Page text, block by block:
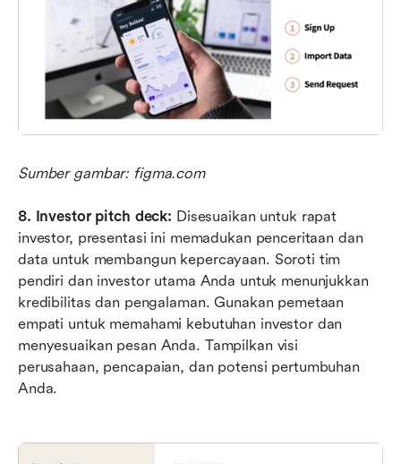
Sumber gambar: figma.com
8. Investor pitch deck: Disesuaikan untuk rapat
investor, presentasi ini memadukan penceritaan dan
data untuk membangun kepercayaan. Soroti tim
pendiri dan investor utama Anda untuk menunjukkan
kredibilitas dan pengalaman. Gunakan pemetaan
empati untuk memahami kebutuhan investor dan
menyesuaikan pesan Anda. Tampilkan visi
perusahaan, pencapaian, dan potensi pertumbuhan
Anda.